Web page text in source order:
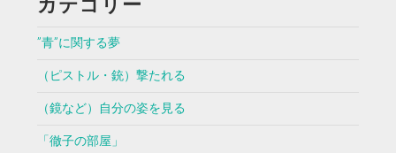
カテゴリー
”青”に関する夢
（ピストル・銃）撃たれる
（鏡など）自分の姿を見る
「徹子の部屋」